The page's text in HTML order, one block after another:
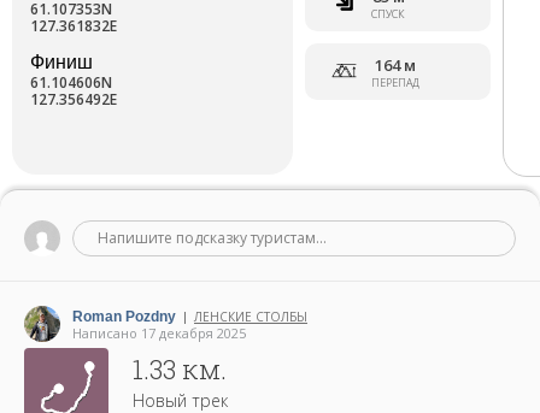
61.107353N
127.361832E
Финиш
61.104606N
127.356492E
СПУСК
164 м
ПЕРЕПАД
Напишите подсказку туристам...
Roman Pozdny | ЛЕНСКИЕ СТОЛБЫ
Написано 17 декабря 2025
1.33 км.
Новый трек